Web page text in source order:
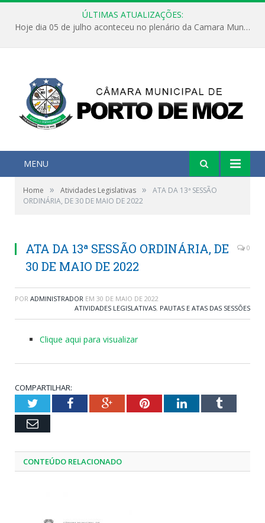
ÚLTIMAS ATUALIZAÇÕES:
Hoje dia 05 de julho aconteceu no plenário da Camara Municipal de Porto de Moz a Sessão Solene de Abertura dos Trabalhos Legislativos 2º Período da 23ª Legislatura
MENU
Home » Atividades Legislativas »
ATA DA 13ª SESSÃO
ORDINÁRIA, DE 30 DE MAIO DE 2022
ATA DA 13ª SESSÃO ORDINÁRIA, DE
30 DE MAIO DE 2022
0
POR ADMINISTRADOR EM 30 DE MAIO DE 2022
ATIVIDADES LEGISLATIVAS, PAUTAS E ATAS DAS SESSÕES
Clique aqui para visualizar
COMPARTILHAR:
TwitterFacebookGoogle+PinterestLinkedInTumblr
Email
CONTEÚDO RELACIONADO